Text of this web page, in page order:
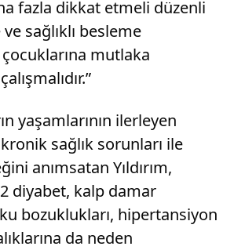
fazla dikkat etmeli düzenli
sağlıklı besleme
çocuklarına mutlaka
yaşamlarının ilerleyen
sağlık sorunları ile
anımsatan Yıldırım,
diyabet, kalp damar
bozuklukları, hipertansiyon
da neden